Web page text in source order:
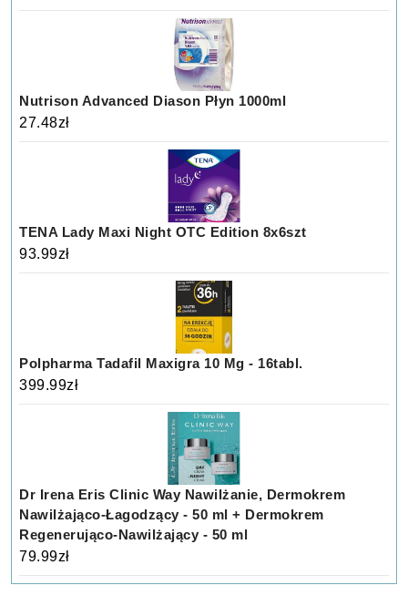
Nutrison Advanced Diason Płyn 1000ml
27.48zł
TENA Lady Maxi Night OTC Edition 8x6szt
93.99zł
Polpharma Tadafil Maxigra 10 Mg - 16tabl.
399.99zł
Dr Irena Eris Clinic Way Nawilżanie, Dermokrem
Nawilżająco-Łagodzący - 50 ml + Dermokrem
Regenerująco-Nawilżający - 50 ml
79.99zł